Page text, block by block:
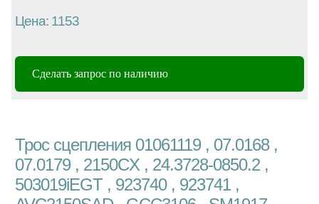
Цена: 1153
Сделать запрос по наличию
Трос сцепления 01061119 , 07.0168 ,
07.0179 , 2150CX , 24.3728-0850.2 ,
503019iEGT , 923740 , 923741 ,